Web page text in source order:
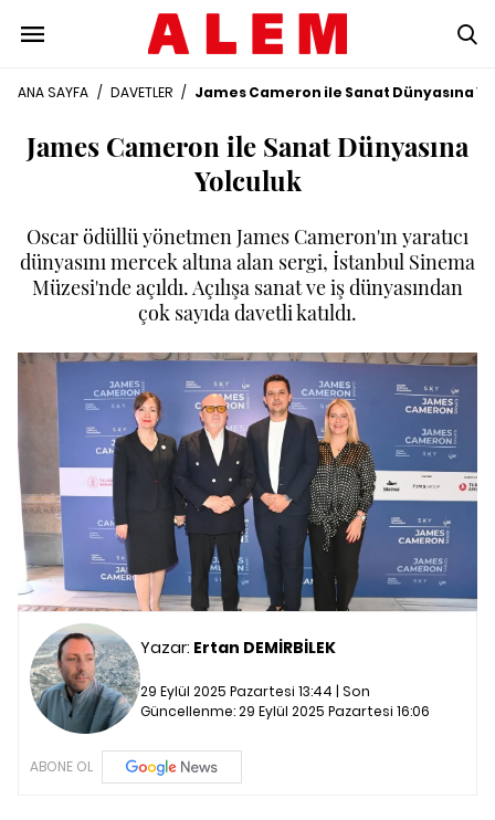
ANA SAYFA / DAVETLER / James Cameron ile Sanat Dünyasına
James Cameron ile Sanat Dünyasına
Yolculuk
Oscar ödüllü yönetmen James Cameron'ın yaratıcı
dünyasını mercek altına alan sergi, İstanbul Sinema
Müzesi'nde açıldı. Açılışa sanat ve iş dünyasından
çok sayıda davetli katıldı.
Yazar: Ertan DEMİRBİLEK
29 Eylül 2025 Pazartesi 13:44 | Son
Güncellenme:29 Eylül 2025 Pazartesi 16:06
ABONE OL